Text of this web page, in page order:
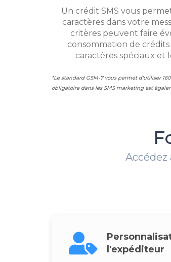
Un crédit SMS vous
caractères dans votre
critères peuvent faire
consommation de
caractères spéciaux et
*Le standard GSM-7 vous permet d'utiliser
obligatoire dans les SMS marketing est
Accédez
l'expéditeur